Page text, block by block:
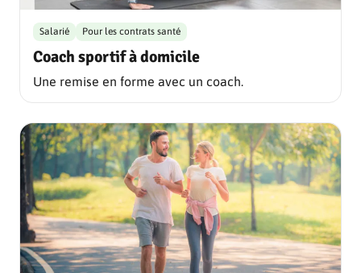
Coach sportif à domicile
Salarié Pour les contrats santé
Une remise en forme avec un coach.